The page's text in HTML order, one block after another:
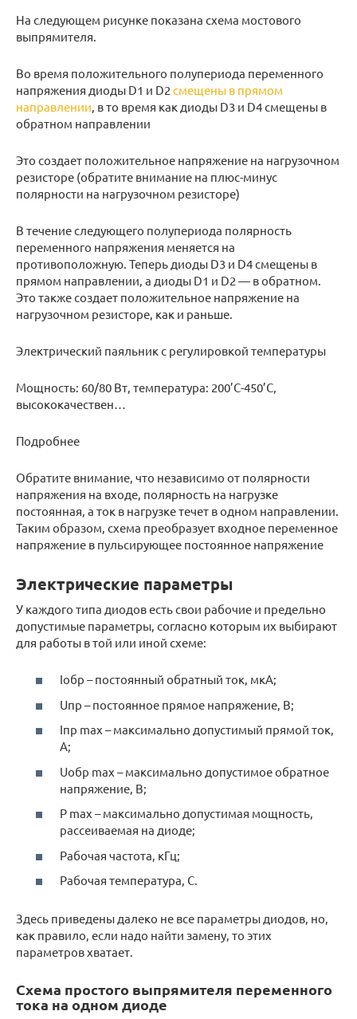
На следующем рисунке показана схема мостового
выпрямителя.
Во время положительного полупериода переменного
напряжения диоды D1 и D2 смещены в прямом
направлении , в то время как диоды D3 и D4 смещены в
обратном направлении
Это создает положительное напряжение на нагрузочном
резисторе (обратите внимание на плюс-минус
полярности на нагрузочном резисторе)
В течение следующего полупериода полярность
переменного напряжения меняется на
противоположную. Теперь диоды D3 и D4 смещены в
прямом направлении, а диоды D1 и D2 — в обратном.
Это также создает положительное напряжение на
нагрузочном резисторе, как и раньше.
Электрический паяльник с регулировкой температуры
Мощность: 60/80 Вт, температура: 200’C-450’C,
высококачествен…
Подробнее
Обратите внимание, что независимо от полярности
напряжения на входе, полярность на нагрузке
постоянная, а ток в нагрузке течет в одном направлении.
Таким образом, схема преобразует входное переменное
напряжение в пульсирующее постоянное напряжение
Электрические параметры
У каждого типа диодов есть свои рабочие и предельно
допустимые параметры, согласно которым их выбирают
для работы в той или иной схеме:
Iобр – постоянный обратный ток, мкА;
Uпр – постоянное прямое напряжение, В;
Iпр max – максимально допустимый прямой ток,
А;
Uобр max – максимально допустимое обратное
напряжение, В;
Р max – максимально допустимая мощность,
рассеиваемая на диоде;
Рабочая частота, кГц;
Рабочая температура, С.
Здесь приведены далеко не все параметры диодов, но,
как правило, если надо найти замену, то этих
параметров хватает.
Схема простого выпрямителя переменного
тока на одном диоде